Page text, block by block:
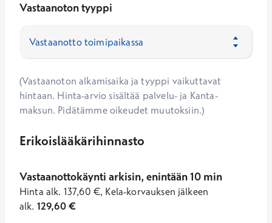
Vastaanoton tyyppi
(Vastaanoton alkamisaika ja tyyppi vaikuttavat
hintaan. Hinta-arvio sisältää palvelu- ja Kanta-
maksun. Pidätämme oikeudet muutoksiin.)
Erikoislääkärihinnasto
Vastaanottokäynti arkisin, enintään 10 min
Hinta alk. 137,60 €, Kela-korvauksen jälkeen
alk. 129,60€